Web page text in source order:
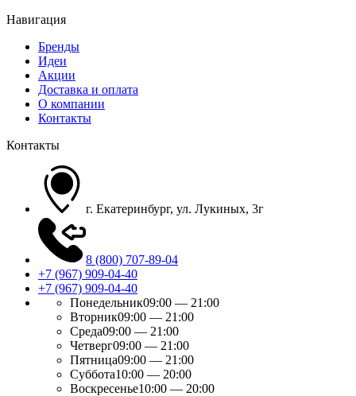
Навигация
Бренды
Идеи
Акции
Доставка и оплата
О компании
Контакты
Контакты
г. Екатеринбург, ул. Лукиных, 3г
8 (800) 707-89-04
+7 (967) 909-04-40
+7 (967) 909-04-40
Понедельник09:00 — 21:00
Вторник09:00 — 21:00
Среда09:00 — 21:00
Четверг09:00 — 21:00
Пятница09:00 — 21:00
Суббота10:00 — 20:00
Воскресенье10:00 — 20:00